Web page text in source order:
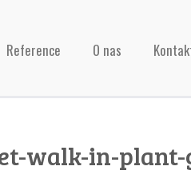
Reference O nas
walk-in-